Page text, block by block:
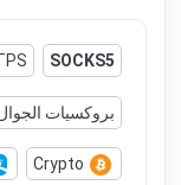
SOCKS5
بروكسيات
Crypto